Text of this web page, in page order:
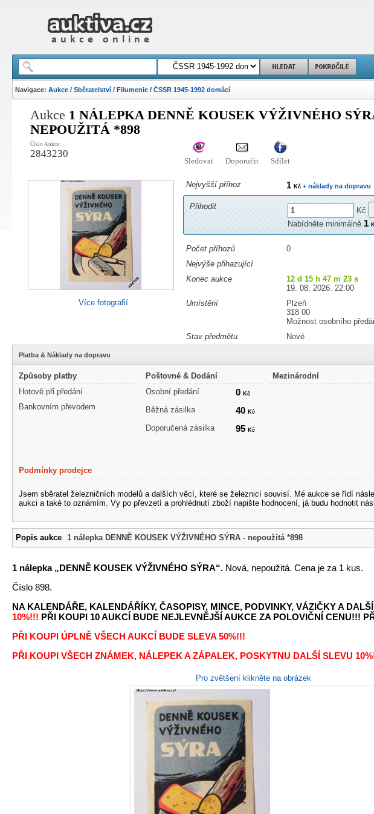
Navigace:Aukce /Sběratelství /Filumenie /ČSSR 1945-1992 domácí
Aukce 1 NÁLEPKA DENNĚ KOUSEK VÝŽIVNÉHO
NEPOUŽITÁ *898
Číslo Aukce:
2843230
Sledovat Doporučit Sdílet
Více fotografií
Nejvyšší příhoz 1Kč + náklady na dopravu
Přihodit
Kč
Nabídněte minimálně1
Počet příhozů
0
Nejvýše přihazující
Konec aukce
12 d 15 h 47 m 23 s
19. 08. 2026. 22:00
Umístění
Plzeň
318 00
Možnost osobního
Stav předmětu
Nové
Platba & Náklady na dopravu
Způsoby platby
Hotově při předání
Bankovním převodem
Poštovné & Dodání
Osobní předání
0Kč
Běžná zásilka 40Kč
Doporučená zásilka 95Kč
Mezinárodní
Podmínky prodejce
Jsem sběratel železničních modelů a dalších věcí, které se železnicí souvisí. Mé aukce se řídí
aukci a také to oznámím. Vy po převzetí a prohlédnutí zboží napište hodnocení, já budu hodnotit
Popis aukce 1 nálepka DENNĚ KOUSEK VÝŽIVNÉHO SÝRA - nepoužitá *898
1 nálepka „DENNĚ KOUSEK VÝŽIVNÉHO SÝRA“. Nová, nepoužitá. Cena je za 1 kus.
Číslo 898.
NA KALENDÁŘE, KALENDÁŘÍKY, ČASOPISY, MINCE, PODVINKY, VÁZIČKY A
10%!!! PŘI KOUPI 10 AUKCÍ BUDE NEJLEVNĚJŠÍ AUKCE ZA POLOVIČNÍ CENU!!!
PŘI KOUPI ÚPLNĚ VŠECH AUKCÍ BUDE SLEVA 50%!!!
PŘI KOUPI VŠECH ZNÁMEK, NÁLEPEK A ZÁPALEK, POSKYTNU DALŠÍ SLEVU
Pro zvětšení klikněte na obrázek